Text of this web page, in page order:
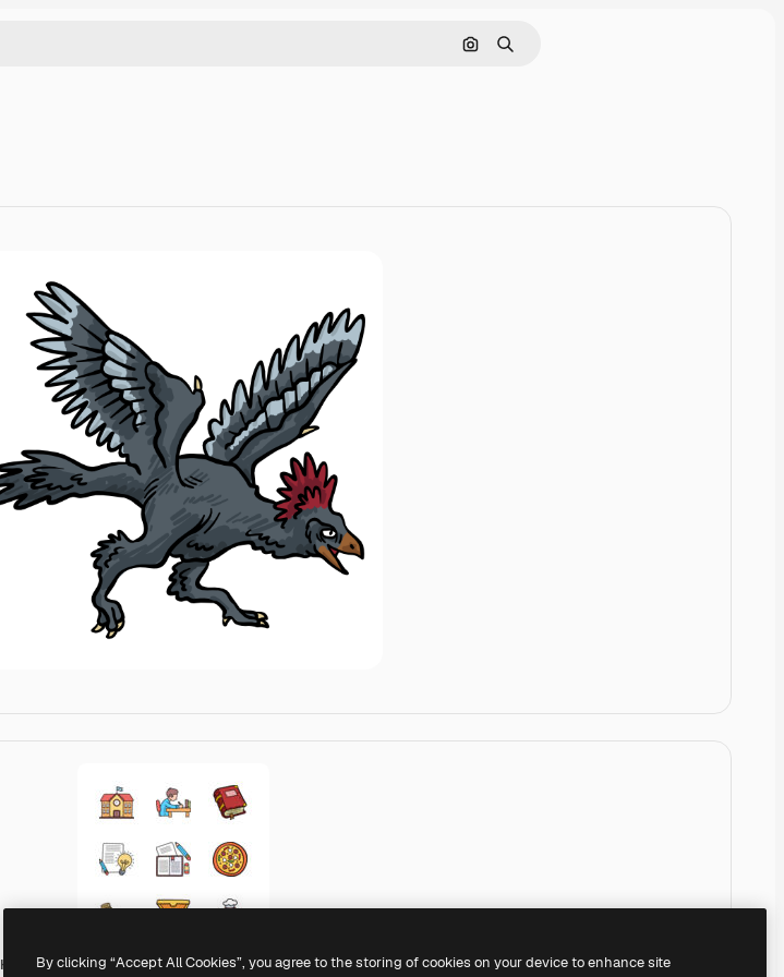
Nach Bild suchen
Suchen
Hand Drawn Color
By clicking “Accept All Cookies”, you agree to the storing of cookies on your device to enhance site